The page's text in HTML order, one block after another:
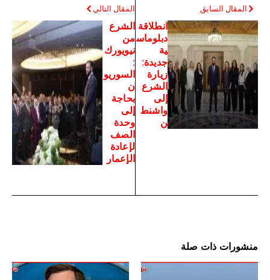
المقال السابق
انطلاقة
دبلوماس
ية
جديدة:
زيارة
الشرع
إلى
واشنط
ن
المقال التالي
الشرع
من
نيويورك
:
السوريو
ن
بحاجة
إلى
وحدة
الصف
لإعادة
الإعمار
منشورات ذات صلة